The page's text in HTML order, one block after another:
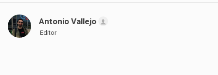
Antonio Vallejo
Editor